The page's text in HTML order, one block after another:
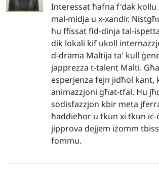
Interessat ħafna f'dak
mal-midja u x-xandir.
hu ffissat fid-dinja tal-
dik lokali kif ukoll
d-drama Maltija ta' kull
japprezza t-talent Malti.
esperjenza fejn jidħol kant,
animazzjoni għat-tfal. Hu
sodisfazzjon kbir meta
ħaddieħor u tkun xi tkun iċ-
jipprova dejjem iżomm
fommu.